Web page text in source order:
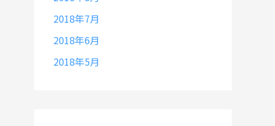
2018年7月
2018年6月
2018年5月